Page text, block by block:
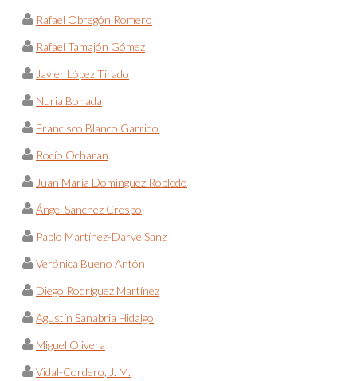
Rafael Obregón Romero
Rafael Tamajón Gómez
Javier López Tirado
Nuria Bonada
Francisco Blanco Garrido
Rocío Ocharan
Juan María Domínguez Robledo
Ángel Sánchez Crespo
Pablo Martínez-Darve Sanz
Verónica Bueno Antón
Diego Rodríguez Martínez
Agustín Sanabria Hidalgo
Miguel Olivera
Vidal-Cordero, J. M.